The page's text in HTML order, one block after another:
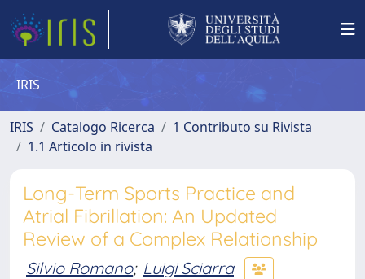
IRIS
IRIS Catalogo Ricerca
1 Contributo su Rivista
1.1 Articolo in rivista
Long-Term Sports Practice and
Atrial Fibrillation: An Updated
Review of a Complex Relationship
Silvio Romano; Luigi Sciarra